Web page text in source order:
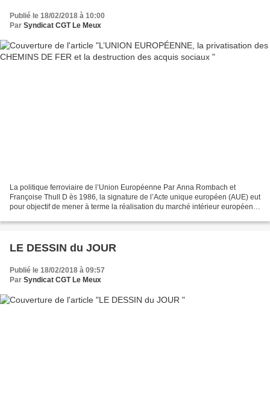
Publié le 18/02/2018 à 10:00
Par Syndicat CGT Le Meux
La politique ferroviaire de l’Union Européenne Par Anna Rombach et
Françoise Thull D ès 1986, la signature de l’Acte unique européen (AUE) eut
pour objectif de mener à terme la réalisation du marché intérieur européen
LE DESSIN du JOUR
Publié le 18/02/2018 à 09:57
Par Syndicat CGT Le Meux